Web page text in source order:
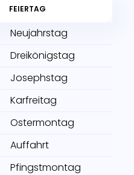
FEIERTAG
Neujahrstag
Dreikönigstag
Josephstag
Karfreitag
Ostermontag
Auffahrt
Pfingstmontag